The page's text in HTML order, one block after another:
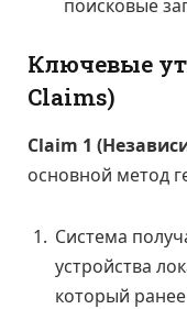
поисковые
Ключевые
Claims)
Claim 1
основной метод
Система
устройства
который